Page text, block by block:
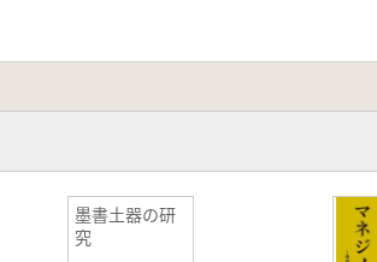
墨書土器の研
究